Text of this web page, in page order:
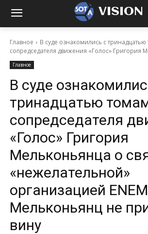
VISION
Главное
В суде ознакомились с
сопредседателя движения «Голос» Григория
Главное
В суде
тринадцатью
сопредседателя
«Голос» Григория
Мельконьянца о
«нежелательной»
организацией
Мельконьянц не
вину